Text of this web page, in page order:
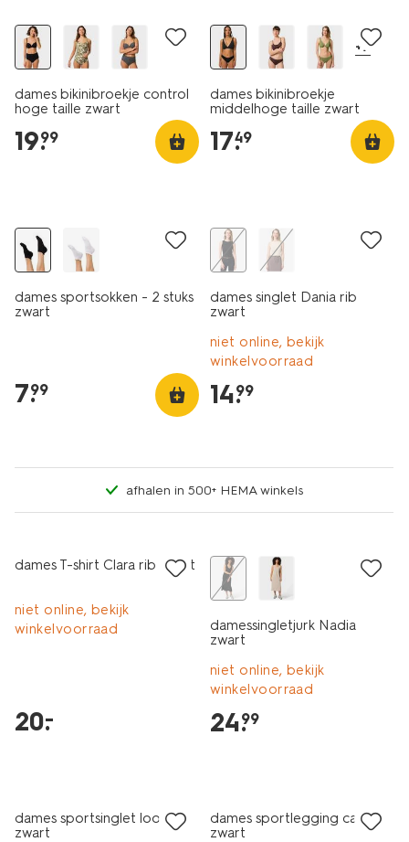
dames bikinibroekje control
hoge taille zwart
19.
99
+7
dames bikinibroekje
middelhoge taille zwart
17.
49
dames sportsokken - 2 stuks
zwart
7.
99
dames singlet Dania rib
zwart
niet online, bekijk
winkelvoorraad
14.
99
afhalen in 500+ HEMA winkels
dames T-shirt Clara rib zwart
niet online, bekijk
winkelvoorraad
20.
–
damessingletjurk Nadia
zwart
niet online, bekijk
winkelvoorraad
24.
99
dames sportsinglet loose fit
zwart
dames sportlegging capri
zwart